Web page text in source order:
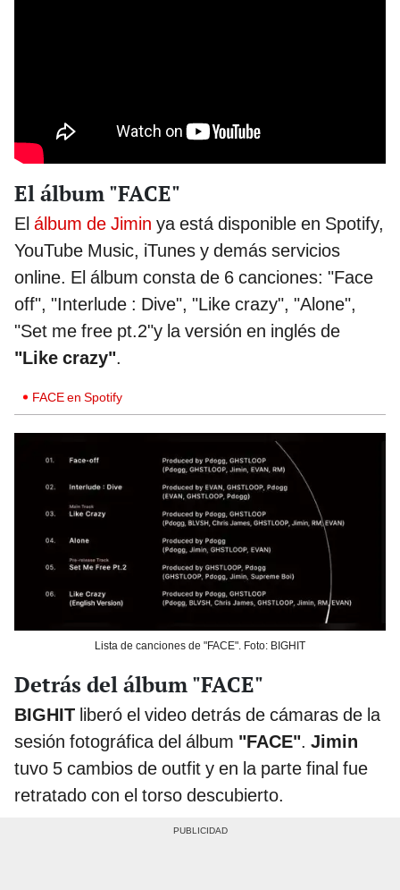
El álbum "FACE"
El álbum de Jimin ya está disponible en Spotify,
YouTube Music, iTunes y demás servicios
online. El álbum consta de 6 canciones: "Face
off", "Interlude : Dive", "Like crazy", "Alone",
"Set me free pt.2"y la versión en inglés de
"Like crazy".
FACE en Spotify
Lista de canciones de "FACE". Foto: BIGHIT
Detrás del álbum "FACE"
BIGHIT liberó el video detrás de cámaras de la
sesión fotográfica del álbum "FACE". Jimin
tuvo 5 cambios de outfit y en la parte final fue
retratado con el torso descubierto.